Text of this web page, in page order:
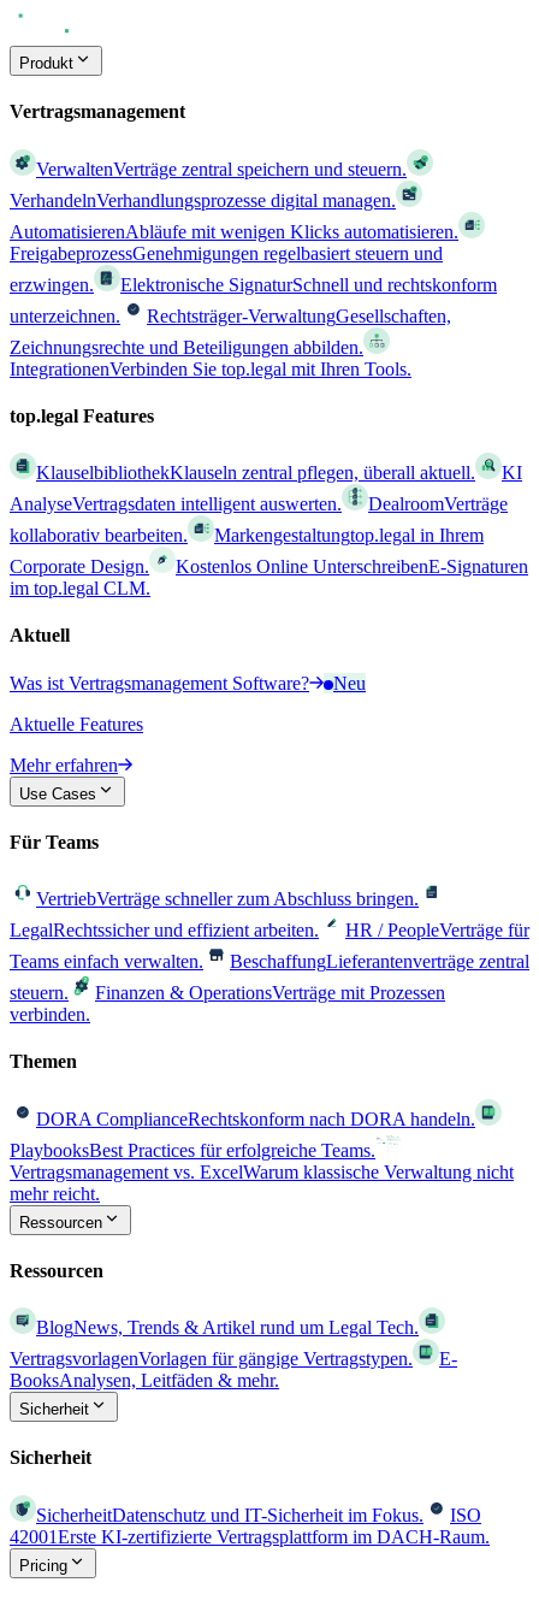
Produkt
Vertragsmanagement
VerwaltenVerträge zentral speichern und steuern.
VerhandelnVerhandlungsprozesse digital managen.
AutomatisierenAbläufe mit wenigen Klicks automatisieren.
FreigabeprozessGenehmigungen regelbasiert steuern und
erzwingen.
Elektronische SignaturSchnell und rechtskonform
unterzeichnen.
Rechtsträger-VerwaltungGesellschaften,
Zeichnungsrechte und Beteiligungen abbilden.
IntegrationenVerbinden Sie top.legal mit Ihren Tools.
top.legal Features
KlauselbibliothekKlauseln zentral pflegen, überall aktuell.
KI
AnalyseVertragsdaten intelligent auswerten. DealroomVerträge
kollaborativ bearbeiten.
Markengestaltungtop.legal in Ihrem
Corporate Design.
Kostenlos Online UnterschreibenE-Signaturen
im top.legal CLM.
Aktuell
Was ist Vertragsmanagement Software?
Neu
Aktuelle Features
Mehr erfahren
Use Cases
Für Teams
VertriebVerträge schneller zum Abschluss bringen.
LegalRechtssicher und effizient arbeiten. HR / PeopleVerträge für
Teams einfach verwalten.
BeschaffungLieferantenverträge zentral
steuern.
Finanzen & OperationsVerträge mit Prozessen
verbinden.
Themen
DORA ComplianceRechtskonform nach DORA handeln.
PlaybooksBest Practices für erfolgreiche Teams.
Vertragsmanagement vs. ExcelWarum klassische Verwaltung nicht
mehr reicht.
Ressourcen
Ressourcen
BlogNews, Trends & Artikel rund um Legal Tech.
VertragsvorlagenVorlagen für gängige Vertragstypen.
E-
BooksAnalysen, Leitfäden & mehr.
Sicherheit
Sicherheit
SicherheitDatenschutz und IT-Sicherheit im Fokus.
ISO
42001Erste KI-zertifizierte Vertragsplattform im DACH-Raum.
Pricing